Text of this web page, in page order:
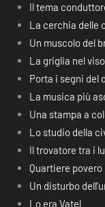
Il tema
La cerchia delle
Un muscolo del
La griglia nel
Porta i segni del
La musica più
Una stampa a
Lo studio della
Il trovatore tra i
Quartiere povero
Un disturbo
Lo era Vatel